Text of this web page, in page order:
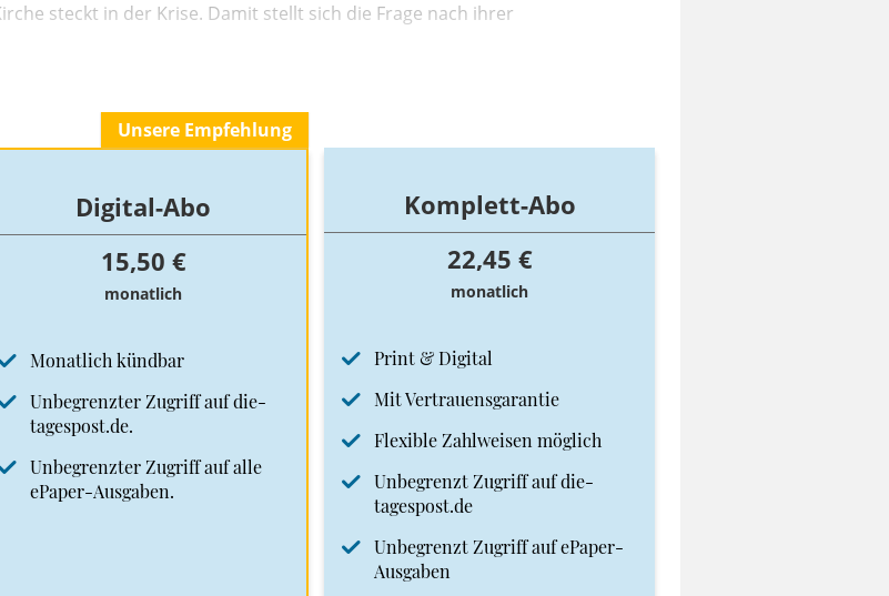
steckt in der Krise. Damit stellt sich die Frage nach ihrer
Unsere Empfehlung
Digital-Abo
15,50 €
monatlich
Monatlich kündbar
Unbegrenzter Zugriff auf die-
tagespost.de.
Unbegrenzter Zugriff auf alle
ePaper-Ausgaben.
Komplett-Abo
22,45 €
monatlich
Print & Digital
Mit Vertrauensgarantie
Flexible Zahlweisen möglich
Unbegrenzt Zugriff auf die-
tagespost.de
Unbegrenzt Zugriff auf ePaper-
Ausgaben